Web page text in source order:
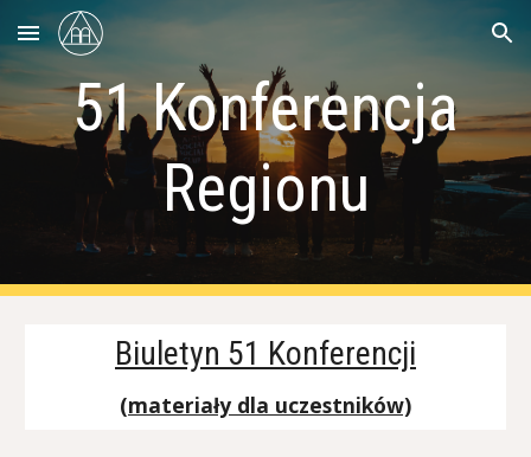
Skip to main content Skip to navigation
51Konferencja
Regionu
Biuletyn 51 Konferencji
(materiały dla uczestników)